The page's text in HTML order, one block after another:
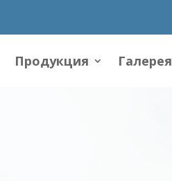
Продукция Галерея